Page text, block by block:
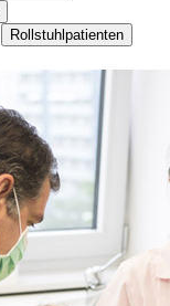
Rollstuhlpatienten